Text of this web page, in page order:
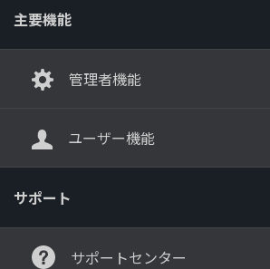
主要機能
管理者機能
ユーザー機能
サポート
サポートセンター